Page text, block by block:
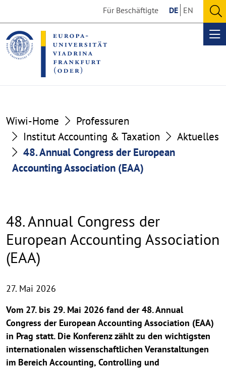
the
content
section
the
footer
section
Für Beschäftigte DE EN
Wiwi-Home
Professuren
Institut Accounting & Taxation
Aktuelles
48. Annual Congress der European
Accounting Association (EAA)
48. Annual Congress der
European Accounting Association
(EAA)
27. Mai 2026
Vom 27. bis 29. Mai 2026 fand der 48. Annual
Congress der European Accounting Association (EAA)
in Prag statt. Die Konferenz zählt zu den wichtigsten
internationalen wissenschaftlichen Veranstaltungen
im Bereich Accounting, Controlling und